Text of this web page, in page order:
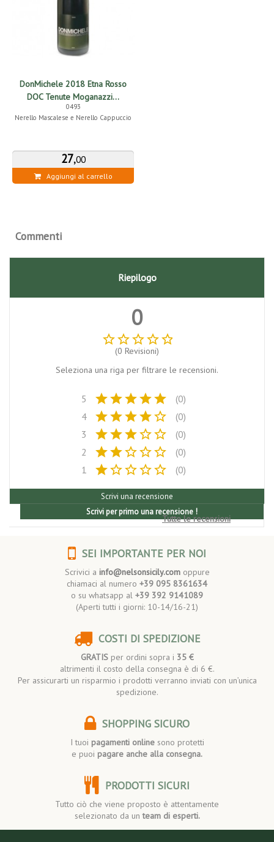
DonMichele 2018 Etna Rosso
DOC Tenute Moganazzi...
0493
Nerello Mascalese e Nerello Cappuccio
27,00
Aggiungi al carrello
Commenti
Riepilogo
0
star_borderstar_borderstar_borderstar_borderstar_border
(0 Revisioni)
Seleziona una riga per filtrare le recensioni.
5 starstarstarstarstar
(0)
4
starstarstarstarstar_border
(0)
3
starstarstarstar_borderstar_border
(0)
2
starstarstar_borderstar_borderstar_border
(0)
1
starstar_borderstar_borderstar_borderstar_border (0)
Scrivi una recensione
Tutte le recensioni
Scrivi per primo una recensione !
SEI IMPORTANTE PER NOI
Scrivici a info@nelsonsicily.comoppure
chiamaci al numero +39 095 8361634
o su whatsapp al +39 392 9141089
(Aperti tutti i giorni: 10-14/16-21)
COSTI DI SPEDIZIONE
GRATISper ordini sopra i 35 €
altrimenti il costo della consegna è di 6 €.
Per assicurarti un risparmio i prodotti verranno inviati con un’unica
spedizione.
SHOPPING SICURO
I tuoi pagamenti onlinesono protetti
e puoi pagare anche alla consegna.
PRODOTTI SICURI
Tutto ciò che viene proposto è attentamente
selezionato da unteam di esperti.